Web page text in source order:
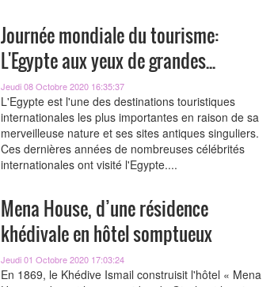
Journée mondiale du tourisme:
L'Egypte aux yeux de grandes...
Jeudi 08 Octobre 2020 16:35:37
L'Egypte est l'une des destinations touristiques
internationales les plus importantes en raison de sa
merveilleuse nature et ses sites antiques singuliers.
Ces dernières années de nombreuses célébrités
internationales ont visité l'Egypte....
Mena House, d’une résidence
khédivale en hôtel somptueux
Jeudi 01 Octobre 2020 17:03:24
En 1869, le Khédive Ismail construisit l'hôtel « Mena